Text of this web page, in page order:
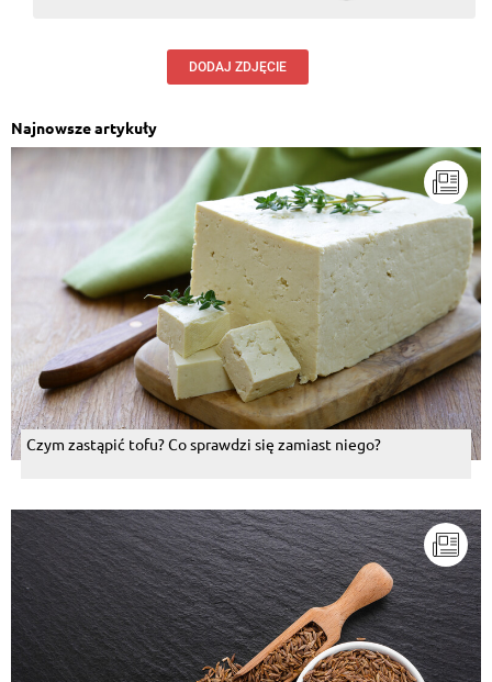
DODAJ ZDJĘCIE
Najnowsze artykuły
Czym zastąpić tofu? Co sprawdzi się zamiast niego?